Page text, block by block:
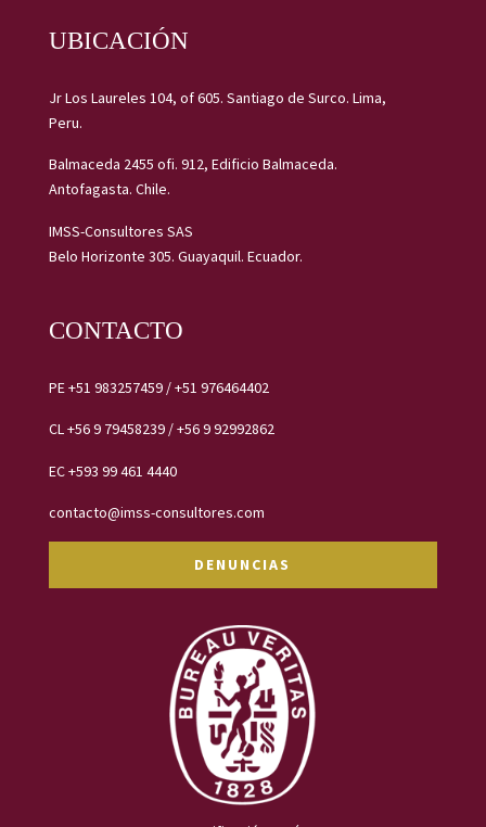
UBICACIÓN
Jr Los Laureles 104, of 605. Santiago de Surco. Lima,
Peru.
Balmaceda 2455 ofi. 912, Edificio Balmaceda.
Antofagasta. Chile.
IMSS-Consultores SAS
Belo Horizonte 305. Guayaquil. Ecuador.
CONTACTO
PE+51 983257459/+51 976464402
CL+56 9 79458239 /+56 9 92992862
EC+593 99 461 4440
contacto@imss-consultores.com
DENUNCIAS